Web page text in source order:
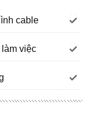
cable
việc